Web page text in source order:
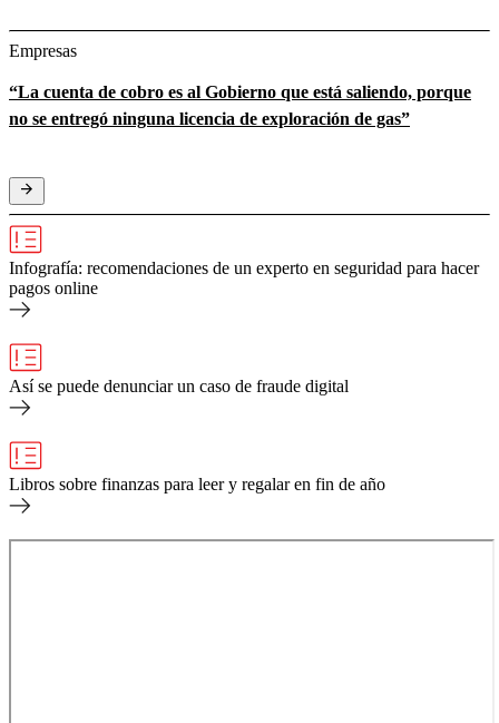
Empresas
“La cuenta de cobro es al Gobierno que está saliendo, porque
no se entregó ninguna licencia de exploración de gas”
Infografía: recomendaciones de un experto en seguridad para hacer
pagos online
Así se puede denunciar un caso de fraude digital
Libros sobre finanzas para leer y regalar en fin de año